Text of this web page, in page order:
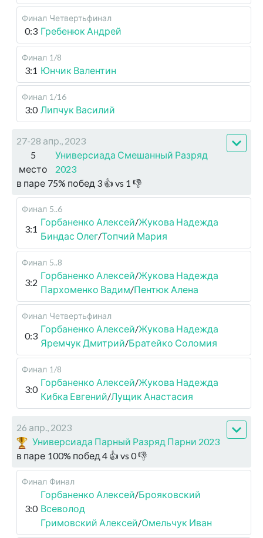
Финал Четвертьфинал
0:3 Гребенюк Андрей
Финал 1/8
3:1 Юнчик Валентин
Финал 1/16
3:0 Липчук Василий
27-28 апр., 2023
5
место
Универсиада Смешанный Разряд
2023
в паре 75% побед 3 👍 vs 1 👎
Финал 5..6
3:1
Горбаненко Алексей/Жукова Надежда
Биндас Олег/Топчий Мария
Финал 5..8
3:2
Горбаненко Алексей/Жукова Надежда
Пархоменко Вадим/Пентюк Алена
Финал Четвертьфинал
0:3
Горбаненко Алексей/Жукова Надежда
Яремчук Дмитрий/Братейко Соломия
Финал 1/8
3:0
Горбаненко Алексей/Жукова Надежда
Кибка Евгений/Лущик Анастасия
26 апр., 2023
Универсиада Парный Разряд Парни 2023
в паре 100% побед 4 👍 vs 0👎
Финал Финал
3:0
Горбаненко Алексей/Брояковский
Всеволод
Гримовский Алексей/Омельчук Иван